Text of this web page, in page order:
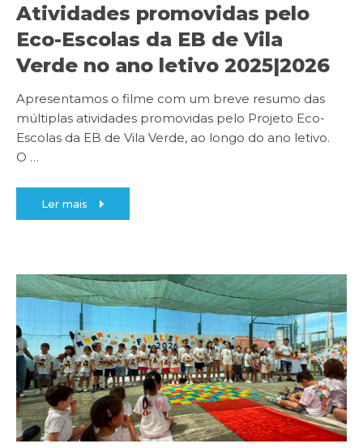
Atividades promovidas pelo
Eco-Escolas da EB de Vila
Verde no ano letivo 2025|2026
Apresentamos o filme com um breve resumo das
múltiplas atividades promovidas pelo Projeto Eco-
Escolas da EB de Vila Verde, ao longo do ano letivo.
O …
Ler mais